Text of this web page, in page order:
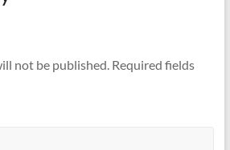
not be published. Required fields